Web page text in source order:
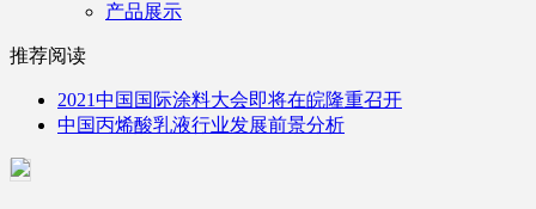
产品展示
推荐阅读
2021中国国际涂料大会即将在皖隆重召开
中国丙烯酸乳液行业发展前景分析